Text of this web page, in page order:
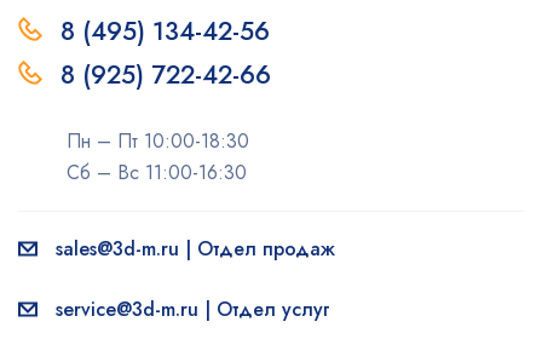
8 (495) 134-42-56
8 (925) 722-42-66
Пн – Пт 10:00-18:30
Сб – Вс 11:00-16:30
sales@3d-m.ru | Отдел продаж
service@3d-m.ru | Отдел услуг